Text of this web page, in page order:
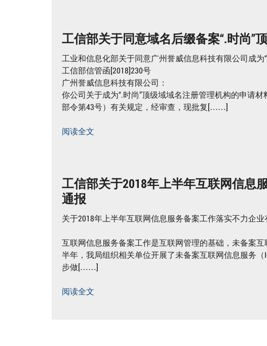
工信部关于同意域名后缀备案“.时尚”
工业和信息化部关于同意广州誉威信息科技有限公司成为
工信部信管函[2018]230号
广州誉威信息科技有限公司：
你公司关于成为“.时尚”顶级域域名注册管理机构的申请
部令第43号）有关规定，经审查，现批复[……]
阅读全文
工信部关于2018年上半年互联网信息
通报
关于2018年上半年互联网信息服务备案工作落实不力企
互联网信息服务备案工作是互联网管理的基础，未备案
半年，我局组织相关单位开展了未备案互联网信息服务（
步做[……]
阅读全文